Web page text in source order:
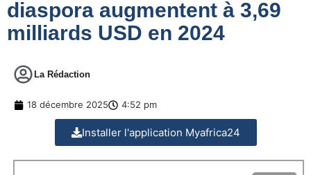
diaspora augmentent à 3,69
milliards USD en 2024
La Rédaction
18 décembre 2025 4:52 pm
Installer l'application Myafrica24